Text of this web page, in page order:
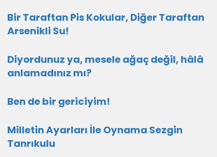
Bir Taraftan Pis Kokular, Diğer Taraftan
Arsenikli Su!
Diyordunuz ya, mesele ağaç değil, hâlâ
anlamadınız mı?
Ben de bir gericiyim!
Milletin Ayarları İle Oynama Sezgin
Tanrıkulu